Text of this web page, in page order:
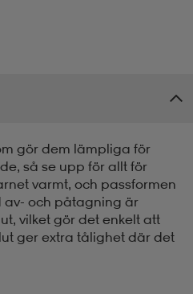
gör dem lämpliga för
så se upp för allt för
varmt, och passformen
av- och påtagning är
vilket gör det enkelt att
ger extra tålighet där det